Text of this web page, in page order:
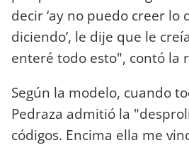
decir ‘ay no puedo creer lo
diciendo’, le dije que le
enteré todo esto", contó la
Según la modelo, cuando
Pedraza admitió la
códigos. Encima ella me